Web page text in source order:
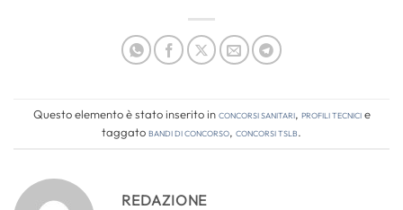
Questo elemento è stato inserito inConcorsi Sanitari, Profili tecnicie
taggatobandi di concorso, concorsi tslb.
REDAZIONE